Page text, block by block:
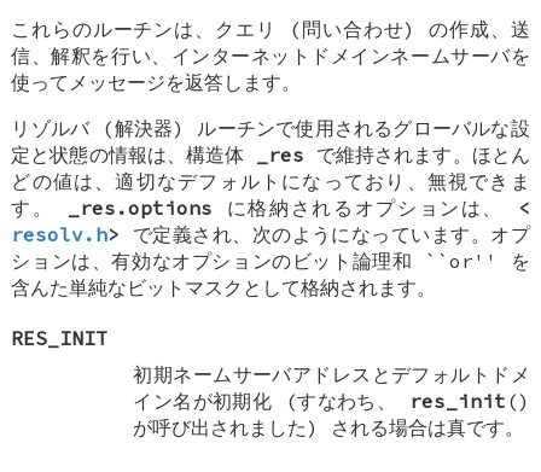
これらのルーチンは、クエリ (問い合わせ) の作成、送
信、解釈を行い、インターネットドメインネームサーバを
使ってメッセージを返答します。
リゾルバ (解決器) ルーチンで使用されるグローバルな設
定と状態の情報は、構造体
_res で維持されます。ほとん
どの値は、適切なデフォルトになっており、無視できま
す。
_res.options に格納されるオプションは、
<
resolv.h> で定義され、次のようになっています。オプ
ションは、有効なオプションのビット論理和 ``or'' を
含んた単純なビットマスクとして格納されます。
RES_INIT
初期ネームサーバアドレスとデフォルトドメ
イン名が初期化 (すなわち、
res_init ()
が呼び出されました) される場合は真です。